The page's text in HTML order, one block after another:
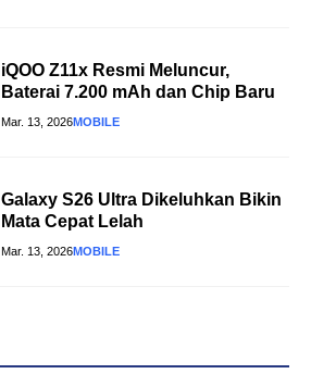
iQOO Z11x Resmi Meluncur,
Baterai 7.200 mAh dan Chip Baru
Mar. 13, 2026MOBILE
Galaxy S26 Ultra Dikeluhkan Bikin
Mata Cepat Lelah
Mar. 13, 2026MOBILE